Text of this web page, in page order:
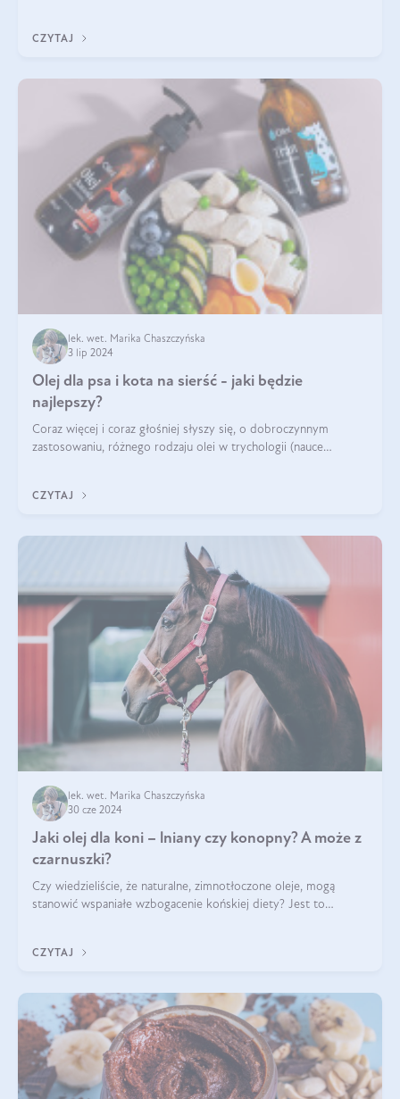
CZYTAJ
lek. wet. Marika Chaszczyńska
3 lip 2024
Olej dla psa i kota na sierść - jaki będzie
najlepszy?
Coraz więcej i coraz głośniej słyszy się, o dobroczynnym
zastosowaniu, różnego rodzaju olei w trychologii (nauce
CZYTAJ
lek. wet. Marika Chaszczyńska
30 cze 2024
Jaki olej dla koni – lniany czy konopny? A może z
czarnuszki?
Czy wiedzieliście, że naturalne, zimnotłoczone oleje, mogą
stanowić wspaniałe wzbogacenie końskiej diety? Jest to
CZYTAJ